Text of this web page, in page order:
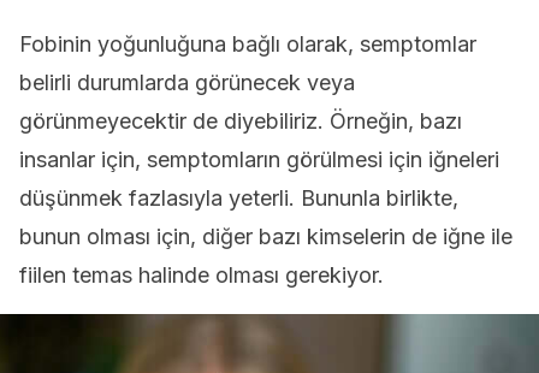
Fobinin yoğunluğuna bağlı olarak, semptomlar
belirli durumlarda görünecek veya
görünmeyecektir de diyebiliriz. Örneğin, bazı
insanlar için, semptomların görülmesi için iğneleri
düşünmek fazlasıyla yeterli. Bununla birlikte,
bunun olması için, diğer bazı kimselerin de iğne ile
fiilen temas halinde olması gerekiyor.